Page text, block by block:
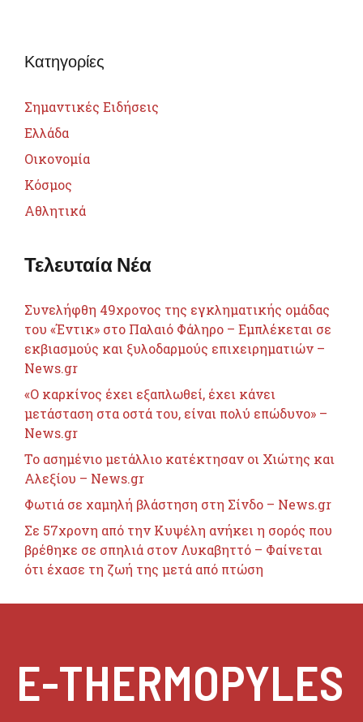
Κατηγορίες
Σημαντικές Ειδήσεις
Ελλάδα
Οικονομία
Κόσμος
Αθλητικά
Τελευταία Νέα
Συνελήφθη 49χρονος της εγκληματικής ομάδας
του «Έντικ» στο Παλαιό Φάληρο – Εμπλέκεται σε
εκβιασμούς και ξυλοδαρμούς επιχειρηματιών –
News.gr
«Ο καρκίνος έχει εξαπλωθεί, έχει κάνει
μετάσταση στα οστά του, είναι πολύ επώδυνο» –
News.gr
Το ασημένιο μετάλλιο κατέκτησαν οι Χιώτης και
Αλεξίου – News.gr
Φωτιά σε χαμηλή βλάστηση στη Σίνδο – News.gr
Σε 57χρονη από την Κυψέλη ανήκει η σορός που
βρέθηκε σε σπηλιά στον Λυκαβηττό – Φαίνεται
ότι έχασε τη ζωή της μετά από πτώση
E-THERMOPYLES